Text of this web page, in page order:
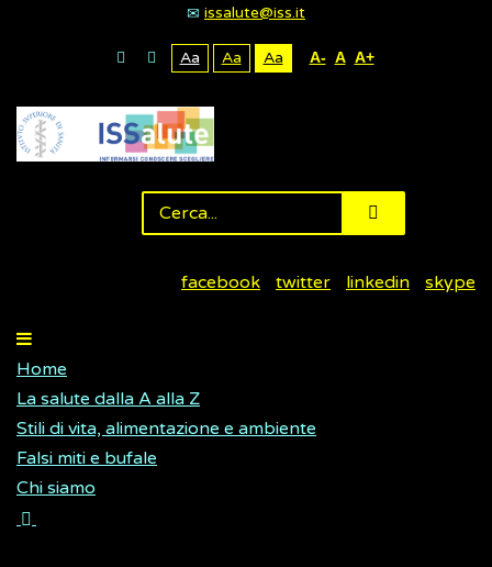
issalute@iss.it
Aa Aa Aa A- A A+
facebook twitter linkedin skype
Home
La salute dalla A alla Z
Stili di vita, alimentazione e ambiente
Falsi miti e bufale
Chi siamo